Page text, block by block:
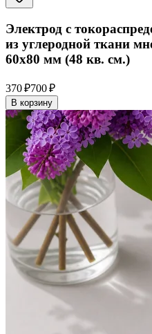
Электрод с
из углеродной ткани
60x80 мм (48 кв. см.)
370 ₽700 ₽
В корзину